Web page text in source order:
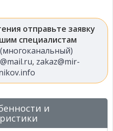
отправьте заявку
специалистам
, zakaz@mir-
и